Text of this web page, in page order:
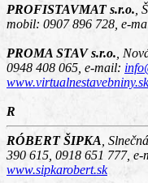
PROFISTAVMAT s.r.o.
mobil: 0907 896 728, e-
PROMA STAV s.r.o.
0948 408 065, e-mail:
www.virtualnestavebniny.sk
R
RÓBERT ŠIPKA
390 615, 0918 651 777, e-
www.sipkarobert.sk